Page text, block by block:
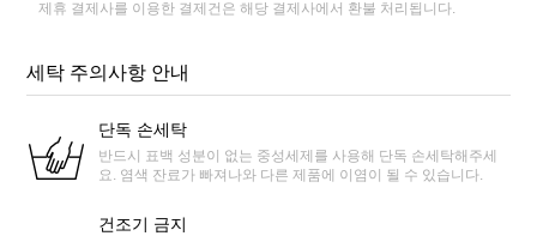
제휴 결제사를 이용한 결제건은 해당 결제사에서 환불 처리됩니다.
세탁 주의사항 안내
단독 손세탁
반드시 표백 성분이 없는 중성세제를 사용해 단독 손세탁해주세
요. 염색 잔료가 빠져나와 다른 제품에 이염이 될 수 있습니다.
건조기 금지